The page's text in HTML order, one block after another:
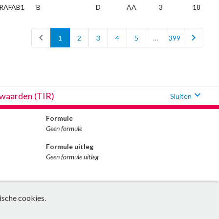
B D AA 3 18
chevron_left 1 2 3 4 5 … 399 chevron_right
(TIR) Sluiten expand_more
Formule
Geen formule
Formule uitleg
Geen formule uitleg
cookies.